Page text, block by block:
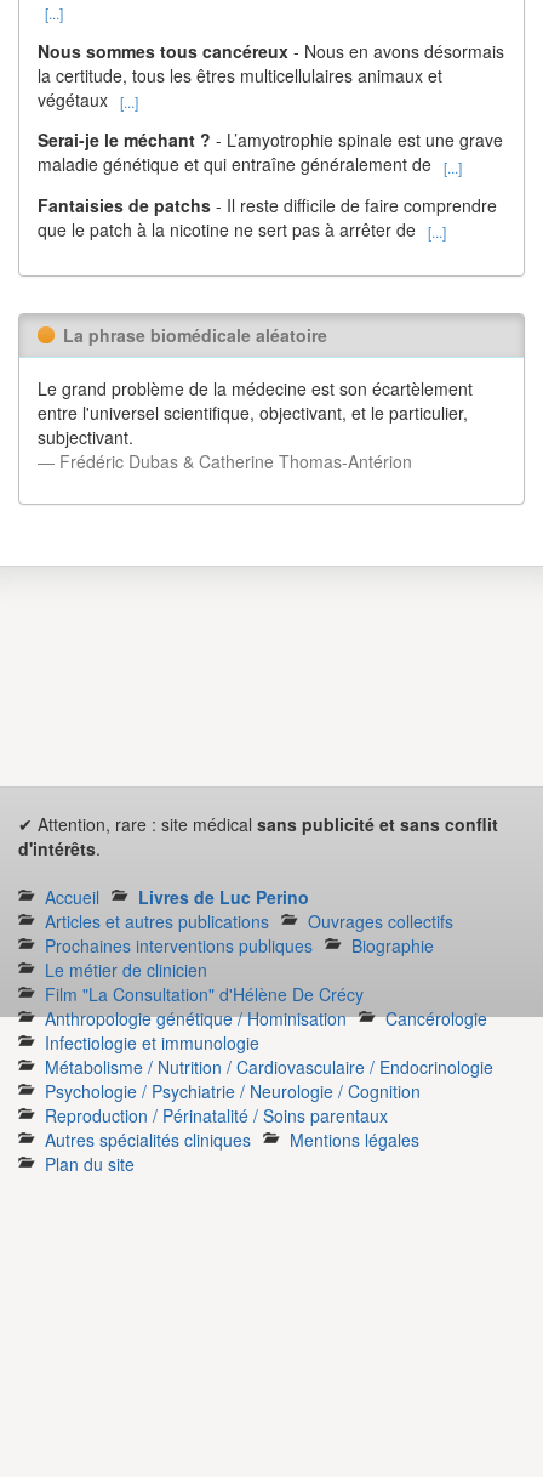
[...]
Nous sommes tous cancéreux - Nous en avons désormais
la certitude, tous les êtres multicellulaires animaux et
végétaux [...]
Serai-je le méchant ? - L’amyotrophie spinale est une grave
maladie génétique et qui entraîne généralement de [...]
Fantaisies de patchs - Il reste difficile de faire comprendre
que le patch à la nicotine ne sert pas à arrêter de [...]
La phrase biomédicale aléatoire
Le grand problème de la médecine est son écartèlement
entre l'universel scientifique, objectivant, et le particulier,
subjectivant.
― Frédéric Dubas & Catherine Thomas-Antérion
✔ Attention, rare : site médical sans publicité et sans conflit
d'intérêts.
Accueil
Livres de Luc Perino
Articles et autres publications
Ouvrages collectifs
Prochaines interventions publiques
Biographie
Le métier de clinicien
Film "La Consultation" d'Hélène De Crécy
Anthropologie génétique / Hominisation
Cancérologie
Infectiologie et immunologie
Métabolisme / Nutrition / Cardiovasculaire / Endocrinologie
Psychologie / Psychiatrie / Neurologie / Cognition
Reproduction / Périnatalité / Soins parentaux
Autres spécialités cliniques
Mentions légales
Plan du site